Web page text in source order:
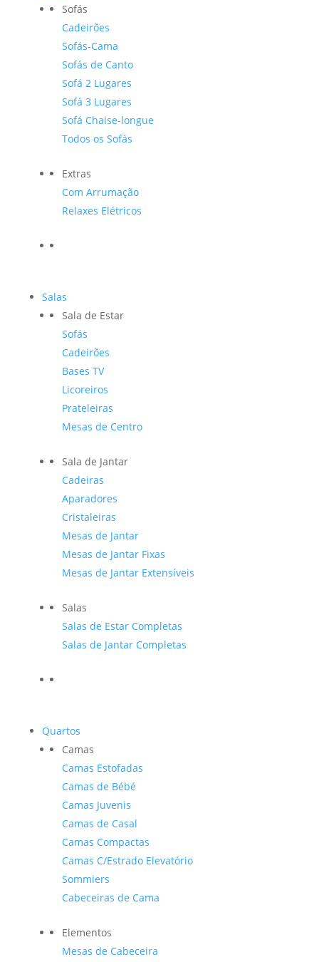
Sofás
Cadeirões
Sofás-Cama
Sofás de Canto
Sofá 2 Lugares
Sofá 3 Lugares
Sofá Chaise-longue
Todos os Sofás
Extras
Com Arrumação
Relaxes Elétricos
Salas
Sala de Estar
Sofás
Cadeirões
Bases TV
Licoreiros
Prateleiras
Mesas de Centro
Sala de Jantar
Cadeiras
Aparadores
Cristaleiras
Mesas de Jantar
Mesas de Jantar Fixas
Mesas de Jantar Extensíveis
Salas
Salas de Estar Completas
Salas de Jantar Completas
Quartos
Camas
Camas Estofadas
Camas de Bébé
Camas Juvenis
Camas de Casal
Camas Compactas
Camas C/Estrado Elevatório
Sommiers
Cabeceiras de Cama
Elementos
Mesas de Cabeceira